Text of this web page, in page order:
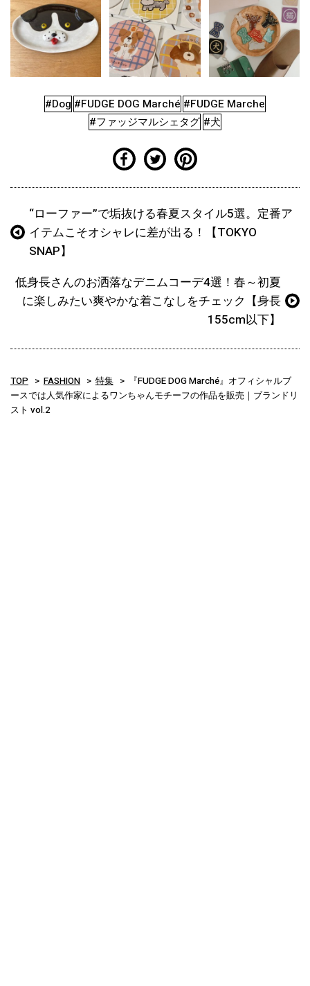
#Dog #FUDGE DOG Marché #FUDGE Marche
#ファッジマルシェタグ #犬
“ローファー”で垢抜ける春夏スタイル5選。定番ア
イテムこそオシャレに差が出る！【TOKYO
SNAP】
低身長さんのお洒落なデニムコーデ4選！春～初夏
に楽しみたい爽やかな着こなしをチェック【身長
155cm以下】
TOP FASHION 特集
『FUDGE DOG Marché』オフィシャルブ
ースでは人気作家によるワンちゃんモチーフの作品を販売｜ブランドリ
スト vol.2